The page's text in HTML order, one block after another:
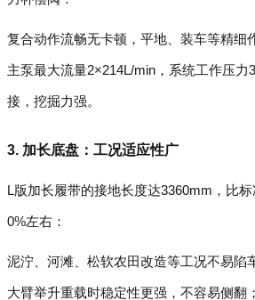
复合动作流畅无卡顿，平地、装车等精细
主泵最大流量2×214L/min，系统工作压力
接，挖掘力强。
3. 加长底盘：工况适应性广
L版加长履带的接地长度达3360mm，比
0%左右：
泥泞、河滩、松软农田改造等工况不易陷
大臂举升重载时稳定性更强，不容易侧翻；